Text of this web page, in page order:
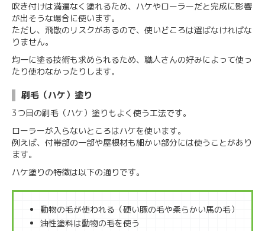
吹き付けは満遍なく塗れるため、ハケやローラーだと完成に影響
が出そうな場合に使います。
ただし、飛散のリスクがあるので、使いどころは選ばなければな
りません。
均一に塗る技術も求められるため、職人さんの好みによって使っ
たり使わなかったりします。
刷毛（ハケ）塗り
3つ目の刷毛（ハケ）塗りもよく使う工法です。
ローラーが入らないところはハケを使います。
例えば、付帯部の一部や屋根材も細かい部分には使うことがあり
ます。
ハケ塗りの特徴は以下の通りです。
動物の毛が使われる（硬い豚の毛や柔らかい馬の毛）
油性塗料は動物の毛を使う